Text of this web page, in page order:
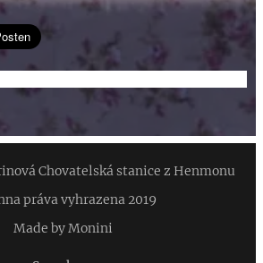
Chovatelská stanice z Henmonu
práva vyhrazena 2019
Made by Monini